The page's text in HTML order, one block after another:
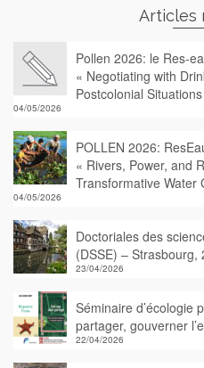
Articles
Pollen 2026: le Res-
« Negotiating with
Postcolonial
04/05/2026
POLLEN 2026:
« Rivers, Power, and
Transformative Water
04/05/2026
Doctoriales des
(DSSE) – Strasbourg,
23/04/2026
Séminaire d’écologie
partager, gouverner
22/04/2026